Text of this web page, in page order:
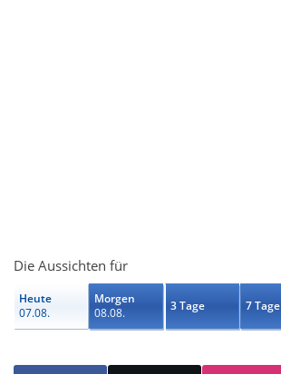
Die Aussichten für
Heute
07.08.
Morgen
08.08.
3 Tage 7 Tage